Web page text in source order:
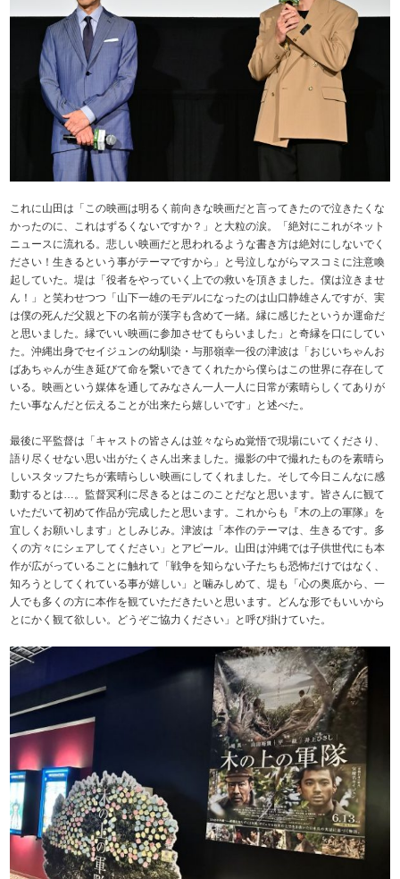
これに山田は「この映画は明るく前向きな映画だと言ってきたので泣きたくな
かったのに、これはずるくないですか？」と大粒の涙。「絶対にこれがネット
ニュースに流れる。悲しい映画だと思われるような書き方は絶対にしないでく
ださい！生きるという事がテーマですから」と号泣しながらマスコミに注意喚
起していた。堤は「役者をやっていく上での救いを頂きました。僕は泣きませ
ん！」と笑わせつつ「山下一雄のモデルになったのは山口静雄さんですが、実
は僕の死んだ父親と下の名前が漢字も含めて一緒。縁に感じたというか運命だ
と思いました。縁でいい映画に参加させてもらいました」と奇縁を口にしてい
た。沖縄出身でセイジュンの幼馴染・与那嶺幸一役の津波は「おじいちゃんお
ばあちゃんが生き延びて命を繋いできてくれたから僕らはこの世界に存在して
いる。映画という媒体を通してみなさん一人一人に日常が素晴らしくてありが
たい事なんだと伝えることが出来たら嬉しいです」と述べた。
最後に平監督は「キャストの皆さんは並々ならぬ覚悟で現場にいてくださり、
語り尽くせない思い出がたくさん出来ました。撮影の中で撮れたものを素晴ら
しいスタッフたちが素晴らしい映画にしてくれました。そして今日こんなに感
動するとは…。監督冥利に尽きるとはこのことだなと思います。皆さんに観て
いただいて初めて作品が完成したと思います。これからも『木の上の軍隊』を
宜しくお願いします」としみじみ。津波は「本作のテーマは、生きるです。多
くの方々にシェアしてください」とアピール。山田は沖縄では子供世代にも本
作が広がっていることに触れて「戦争を知らない子たちも恐怖だけではなく、
知ろうとしてくれている事が嬉しい」と噛みしめて、堤も「心の奥底から、一
人でも多くの方に本作を観ていただきたいと思います。どんな形でもいいから
とにかく観て欲しい。どうぞご協力ください」と呼び掛けていた。